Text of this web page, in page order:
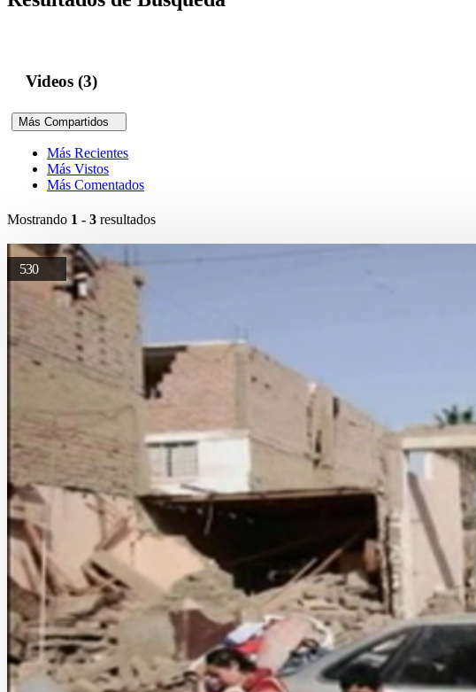
Videos (3)
Más Compartidos
Más Recientes
Más Vistos
Más Comentados
Mostrando 1 - 3 resultados
530